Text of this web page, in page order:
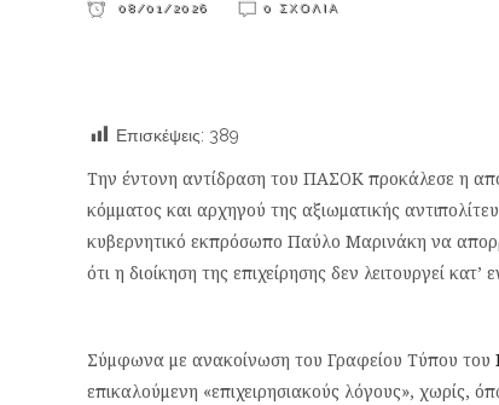
08/01/2026 0 ΣΧΌΛΙΑ
Επισκέψεις: 389
Την έντονη αντίδραση του ΠΑΣΟΚ προκάλεσε η
κόμματος και αρχηγού της αξιωματικής
κυβερνητικό εκπρόσωπο Παύλο Μαρινάκη να
ότι η διοίκηση της επιχείρησης δεν λειτουργεί
Σύμφωνα με ανακοίνωση του Γραφείου Τύπου του
επικαλούμενη «επιχειρησιακούς λόγους», χωρίς,